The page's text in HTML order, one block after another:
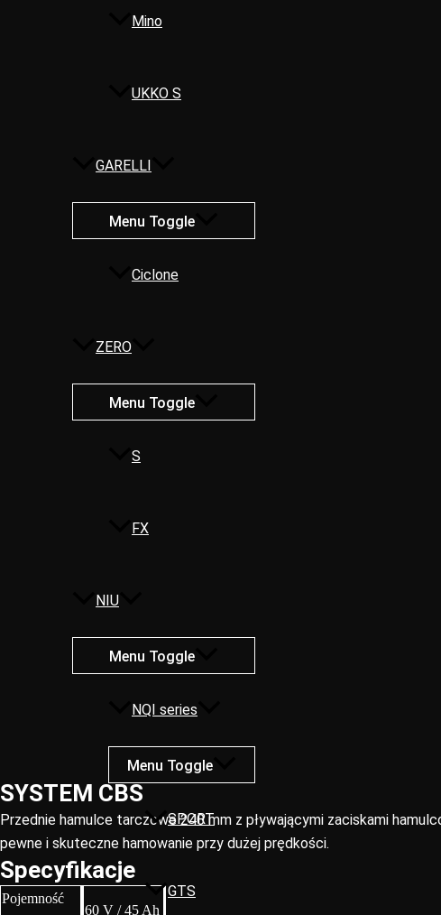
Mino
UKKO S
GARELLI
Menu Toggle
Ciclone
ZERO
Menu Toggle
S
FX
NIU
Menu Toggle
NQI series
Menu Toggle
SPORT
GTS
SYSTEM CBS​
Przednie hamulce tarczowe 240 mm z pływającymi zaciskami
pewne i skuteczne hamowanie przy dużej prędkości.
Specyfikacje​
Pojemność
60 V / 45 Ah